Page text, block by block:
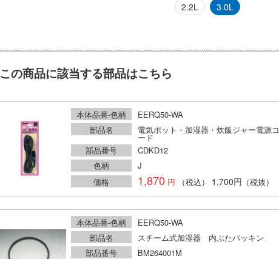
2.2L
3.0L
この商品に該当する部品はこちら
本体品番-色柄
EERQ50-WA
部品名
電気ポット・加湿器・炊飯ジャー電源コ
ード
部品番号
CDKD12
色柄
J
価格
1,870 （税込） 1,700円 （税抜）
本体品番-色柄
EERQ50-WA
部品名
スチーム式加湿器 内ぶたパッキン
部品番号
BM264001M